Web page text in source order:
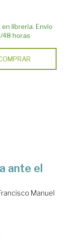
en librería. Envío
48 horas
ante el
Manuel